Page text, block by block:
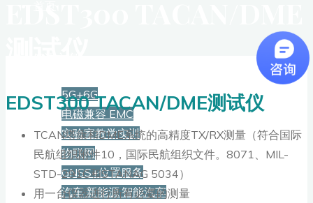
5G+6G
电磁兼容 EMC
实验室教学实训
物联网
GNSS+位置服务
汽车·新能源·智能汽车
EDST300 TACAN/DME测试仪
TCAN塔康和DME系统的高精度TX/RX测量（符合国际
民航组织附件10，国际民航组织文件。8071、MIL-
STD-291C和STANAG 5034）
用一台仪器进行所有必要的测量